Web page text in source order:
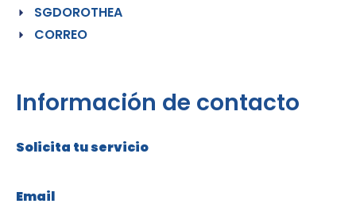
SGDOROTHEA
CORREO
Información de contacto
Solicita tu servicio
Email